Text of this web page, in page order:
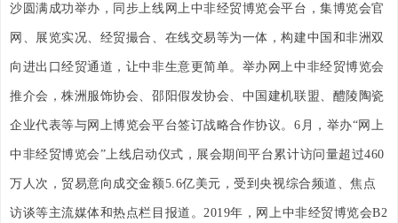
沙圆满成功举办，同步上线网上中非经贸博览会平台，集博览会官
网、展览实况、经贸撮合、在线交易等为一体，构建中国和非洲双
向进出口经贸通道，让中非生意更简单。举办网上中非经贸博览会
推介会，株洲服饰协会、邵阳假发协会、中国建机联盟、醴陵陶瓷
企业代表等与网上博览会平台签订战略合作协议。6月，举办“网上
中非经贸博览会”上线启动仪式，展会期间平台累计访问量超过460
万人次，贸易意向成交金额5.6亿美元，受到央视综合频道、焦点
访谈等主流媒体和热点栏目报道。2019年，网上中非经贸博览会B2